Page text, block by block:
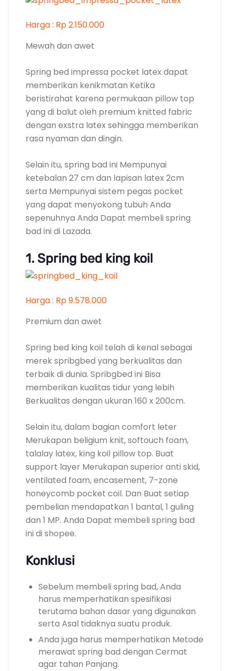
Harga : Rp 2.150.000
Mewah dan awet
Spring bed impressa pocket latex dapat
memberikan kenikmatan Ketika
beristirahat karena permukaan pillow top
yang di balut oleh premium knitted fabric
dengan exstra latex sehingga memberikan
rasa nyaman dan dingin.
Selain itu, spring bad ini Mempunyai
ketebalan 27 cm dan lapisan latex 2cm
serta Mempunyai sistem pegas pocket
yang dapat menyokong tubuh Anda
sepenuhnya Anda Dapat membeli spring
bad ini di Lazada.
1. Spring bed king koil
Harga : Rp 9.578.000
Premium dan awet
Spring bed king koil telah di kenal sebagai
merek spribgbed yang berkualitas dan
terbaik di dunia. Spribgbed ini Bisa
memberikan kualitas tidur yang lebih
Berkualitas dengan ukuran 160 x 200cm.
Selain itu, dalam bagian comfort leter
Merukapan beligium knit, softouch foam,
talalay latex, king koil pillow top. Buat
support layer Merukapan superior anti skid,
ventilated foam, encasement, 7-zone
honeycomb pocket coil. Dan Buat setiap
pembelian mendapatkan 1 bantal, 1 guling
dan 1 MP. Anda Dapat membeli spring bad
ini di shopee.
Konklusi
Sebelum membeli spring bad, Anda
harus memperhatikan spesifikasi
terutama bahan dasar yang digunakan
serta Asal tidaknya suatu produk.
Anda juga harus memperhatikan Metode
merawat spring bad dengan Cermat
agar tahan Panjang.